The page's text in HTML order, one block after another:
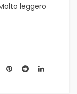
leggero